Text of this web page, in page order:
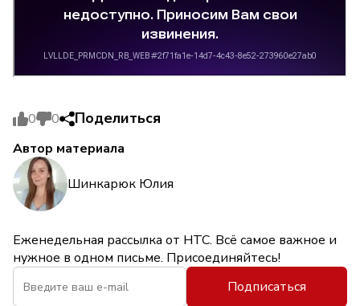
0 0 Поделиться
Автор материала
Шинкарюк Юлия
Еженедельная рассылка от НТС. Всё самое важное и
нужное в одном письме. Присоединяйтесь!
Подписаться